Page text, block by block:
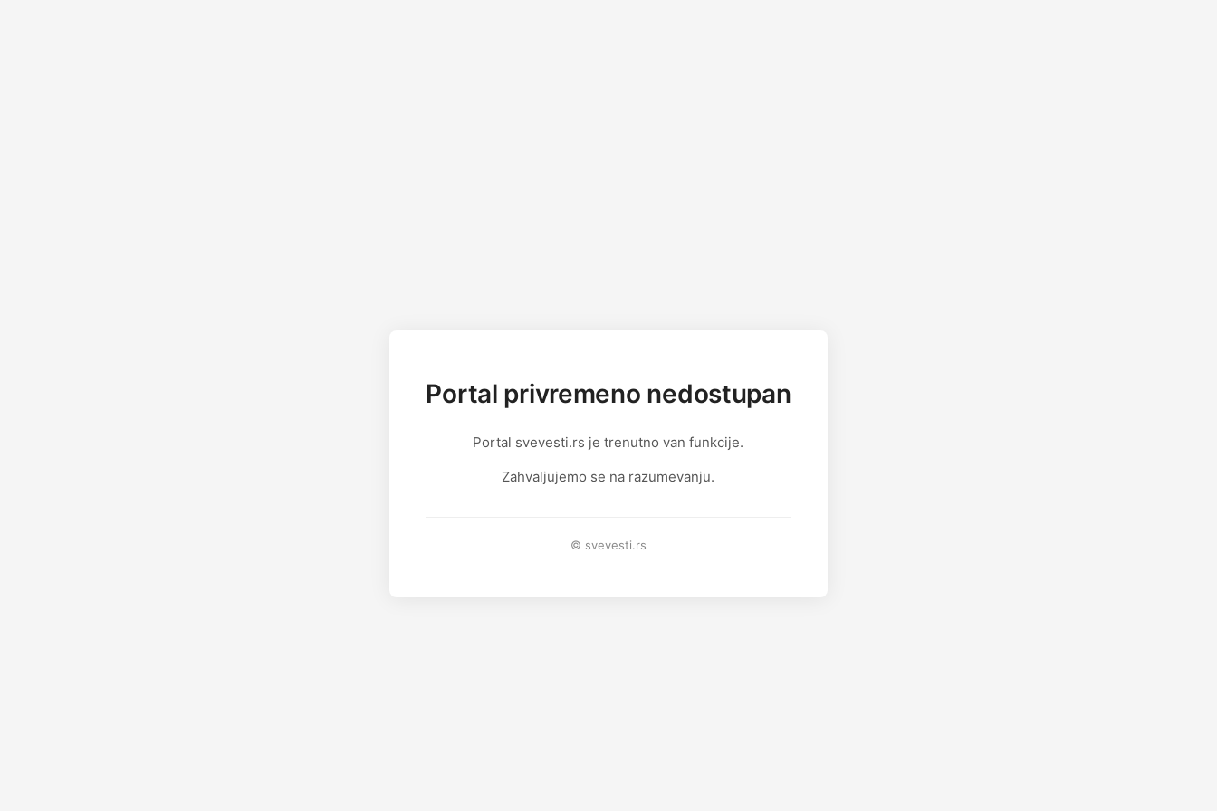
Portal privremeno nedostupan
Portal svevesti.rs je trenutno van funkcije.
Zahvaljujemo se na razumevanju.
© svevesti.rs